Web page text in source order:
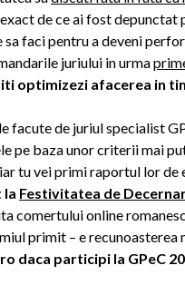
de ce ai fost
faci pentru a deveni
juriului in urma
iti optimizezi afacerea in
facute de juriul specialist
pe baza unor criterii mai
tu vei primi raportul lor de
la Festivitatea de
comertului online
primit – e
daca participi la GPeC